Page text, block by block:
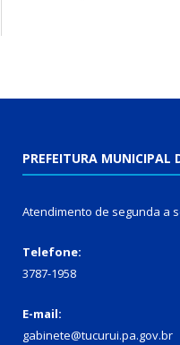
PREFEITURA MUNICIPAL
Atendimento de segunda a
Telefone:
3787-1958
E-mail:
gabinete@tucurui.pa.gov.br